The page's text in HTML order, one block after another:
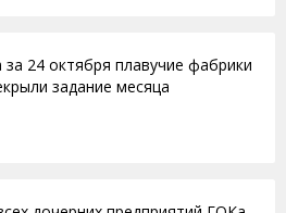
24 октября плавучие фабрики
задание месяца